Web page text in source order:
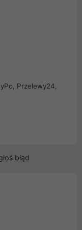
Przelewy24,
błąd